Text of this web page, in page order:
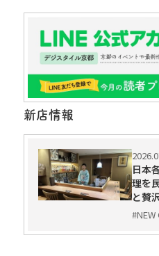
新店情報
日本
理を
と贅